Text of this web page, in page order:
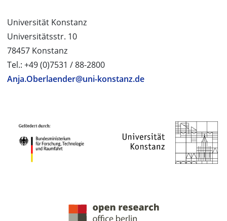
Universität Konstanz
Universitätsstr. 10
78457 Konstanz
Tel.: +49 (0)7531 / 88-2800
Anja.Oberlaender@uni-konstanz.de